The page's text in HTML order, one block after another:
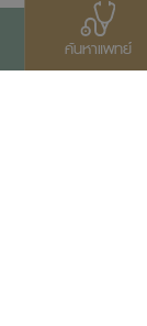
ค้นหาแพทย์